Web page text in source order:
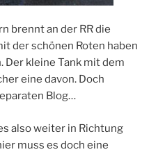
brennt an der RR die
der schönen Roten haben
kleine Tank mit dem
eine davon. Doch
Blog…
also weiter in Richtung
muss es doch eine